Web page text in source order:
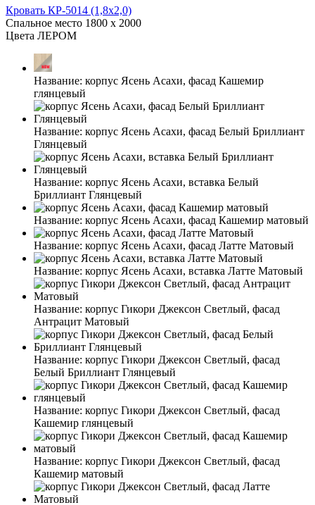
Кровать КР-5014 (1,8x2,0)
Спальное место 1800 x 2000
Цвета ЛЕРОМ
Название: корпус Ясень Асахи, фасад Кашемир
глянцевый
Название: корпус Ясень Асахи, фасад Белый Бриллиант
Глянцевый
Название: корпус Ясень Асахи, вставка Белый
Бриллиант Глянцевый
Название: корпус Ясень Асахи, фасад Кашемир матовый
Название: корпус Ясень Асахи, фасад Латте Матовый
Название: корпус Ясень Асахи, вставка Латте Матовый
Название: корпус Гикори Джексон Светлый, фасад
Антрацит Матовый
Название: корпус Гикори Джексон Светлый, фасад
Белый Бриллиант Глянцевый
Название: корпус Гикори Джексон Светлый, фасад
Кашемир глянцевый
Название: корпус Гикори Джексон Светлый, фасад
Кашемир матовый